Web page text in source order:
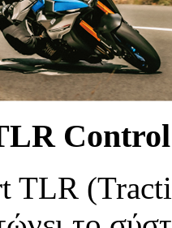
Control
TLR